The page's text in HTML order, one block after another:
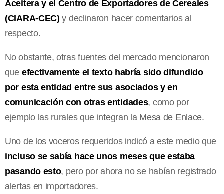
Aceitera y el Centro de Exportadores de Cereales
(CIARA-CEC) y declinaron hacer comentarios al
respecto.
No obstante, otras fuentes del mercado mencionaron
que efectivamente el texto habría sido difundido
por esta entidad entre sus asociados y en
comunicación con otras entidades, como por
ejemplo las rurales que integran la Mesa de Enlace.
Uno de los voceros requeridos indicó a este medio que
incluso se sabía hace unos meses que estaba
pasando esto, pero por ahora no se habían registrado
alertas en importadores.